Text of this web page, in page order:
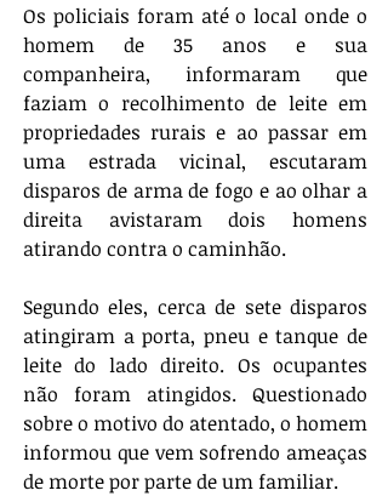
Os policiais foram até o local onde o
homem de 35 anos e sua
companheira, informaram que
faziam o recolhimento de leite em
propriedades rurais e ao passar em
uma estrada vicinal, escutaram
disparos de arma de fogo e ao olhar a
direita avistaram dois homens
atirando contra o caminhão.
Segundo eles, cerca de sete disparos
atingiram a porta, pneu e tanque de
leite do lado direito. Os ocupantes
não foram atingidos. Questionado
sobre o motivo do atentado, o homem
informou que vem sofrendo ameaças
de morte por parte de um familiar.